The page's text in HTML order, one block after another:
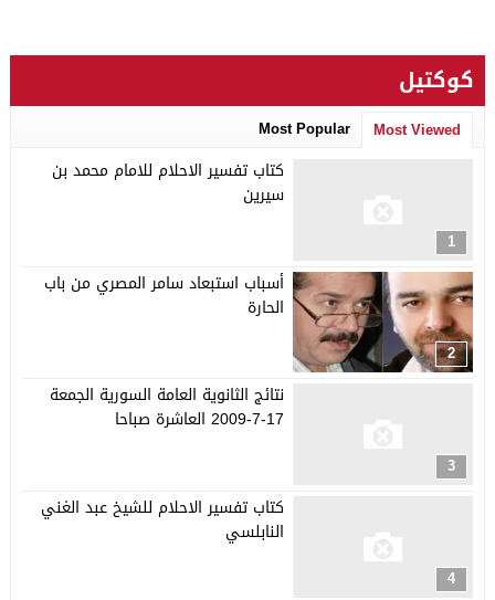
كوكتيل
Most Viewed
Most Popular
1
كتاب تفسير الاحلام للامام محمد بن
سيرين
2
أسباب استبعاد سامر المصري من باب
الحارة
3
نتائج الثانوية العامة السورية الجمعة
17-7-2009 العاشرة صباحا
4
كتاب تفسير الاحلام للشيخ عبد الغني
النابلسي